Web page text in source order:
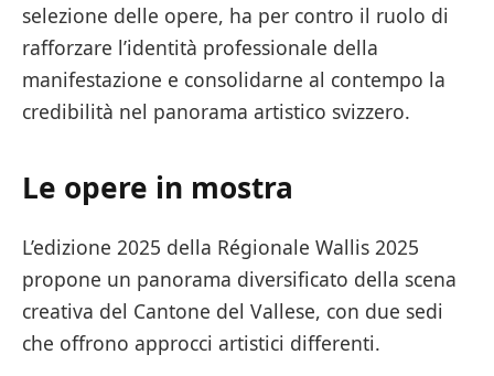
selezione delle opere, ha per contro il ruolo di
rafforzare l’identità professionale della
manifestazione e consolidarne al contempo la
credibilità nel panorama artistico svizzero.
Le opere in mostra
L’edizione 2025 della Régionale Wallis 2025
propone un panorama diversificato della scena
creativa del Cantone del Vallese, con due sedi
che offrono approcci artistici differenti.